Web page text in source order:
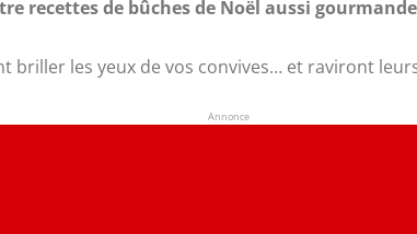
recettes de bûches de Noël aussi
briller les yeux de vos convives… et raviront
Annonce